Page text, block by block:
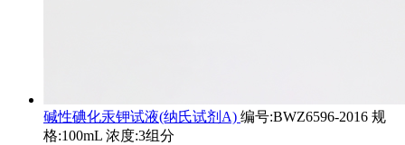
碱性碘化汞钾试液(纳氏试剂A) 编号:BWZ6596-2016 规
格:100mL 浓度:3组分